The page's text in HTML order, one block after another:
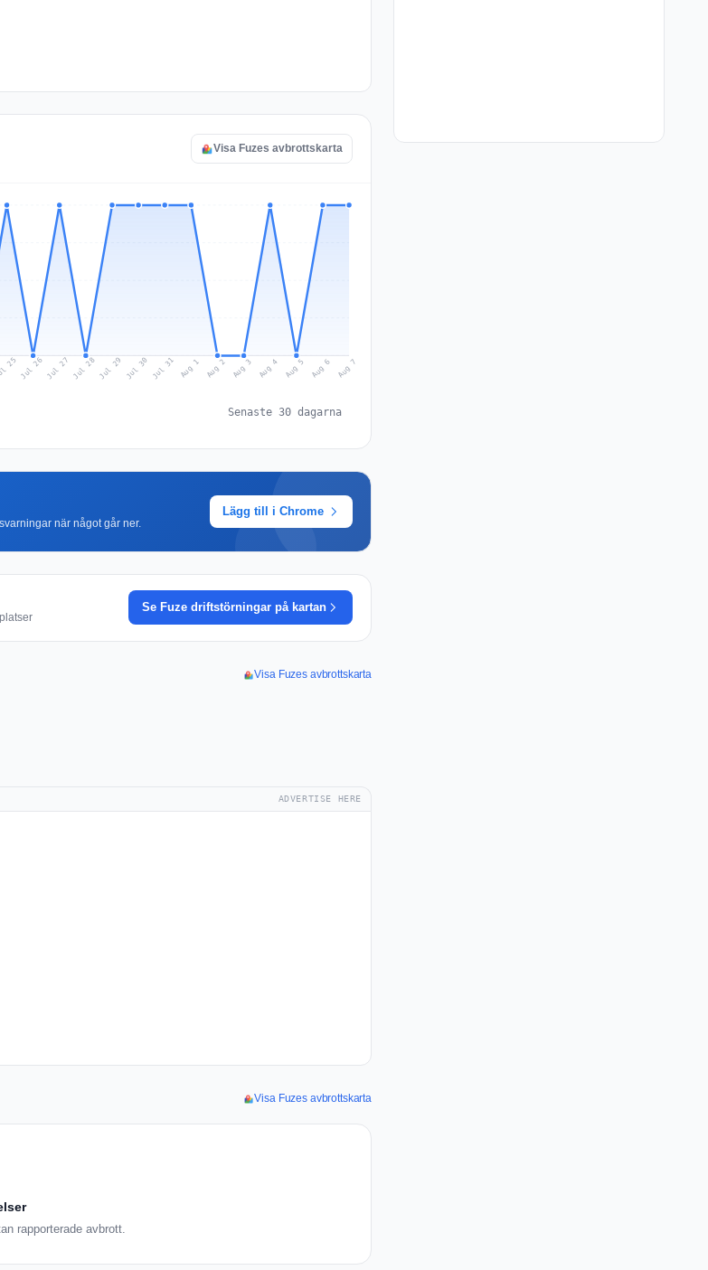
Visa Fuzes avbrottskarta
25 Jul 26Jul 27 Jul 28Jul 29 Jul 30 Jul 31 Aug 1 Aug 2 Aug 3 Aug 4 Aug 5 Aug 6 Aug 7
Senaste 30 dagarna
när något går ner.
Lägg till i Chrome
Se Fuze driftstörningar på kartan
Visa Fuzes avbrottskarta
ADVERTISE HERE
Visa Fuzes avbrottskarta
rapporterade avbrott.